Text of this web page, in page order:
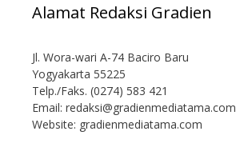
Alamat Redaksi Gradien
Jl. Wora-wari A-74 Baciro Baru
Yogyakarta 55225
Telp./Faks. (0274) 583 421
Email: redaksi@gradienmediatama.com
Website: gradienmediatama.com